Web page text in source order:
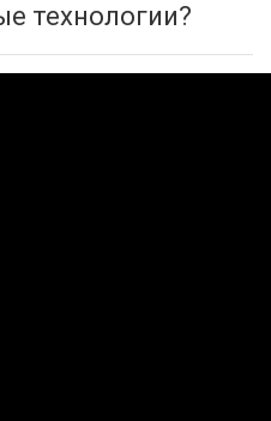
технологии?